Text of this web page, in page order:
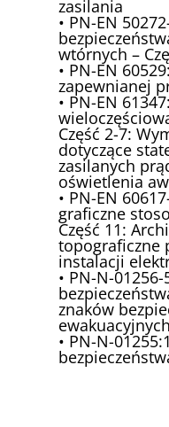
zasilania
• PN-EN
wtórnych –
• PN-EN
zapewnianej
• PN-EN
Część 2-7:
dotyczące
zasilanych
oświetlenia
• PN-EN
graficzne
Część 11:
topograficzne
instalacji
• PN-N-
znaków
• PN-N-